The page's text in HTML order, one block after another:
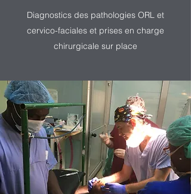
Diagnostics des pathologies ORL et
cervico-faciales et prises en charge
chirurgicale sur place